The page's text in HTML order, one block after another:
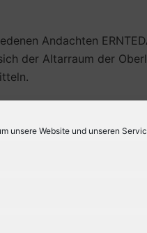
unsere Website und unseren
Andachten
der Altarraum der
Vieles, wie z. Bsp.
Familie ……scheinen
geschmückt und